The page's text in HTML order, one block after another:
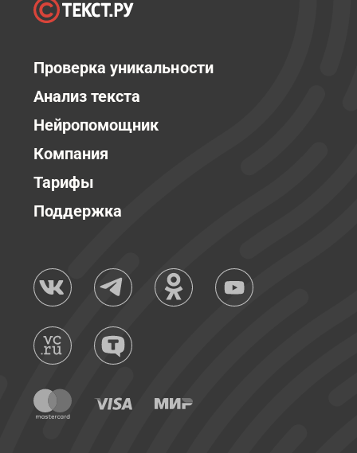
Проверка уникальности
Анализ текста
Нейропомощник
Компания
Тарифы
Поддержка